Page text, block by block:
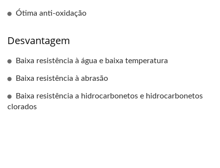
Ótima anti-oxidação
Desvantagem
Baixa resistência à água e baixa temperatura
Baixa resistência à abrasão
Baixa resistência a hidrocarbonetos e hidrocarbonetos
clorados